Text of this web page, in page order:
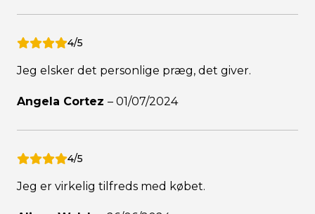
4/5
Jeg elsker det personlige præg, det giver.
Angela Cortez – 01/07/2024
4/5
Jeg er virkelig tilfreds med købet.